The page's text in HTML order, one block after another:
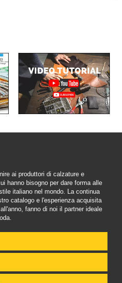
ai produttori di calzature e
hanno bisogno per dare forma alle
italiano nel mondo. La continua
catalogo e l'esperienza acquisita
fanno di noi il partner ideale